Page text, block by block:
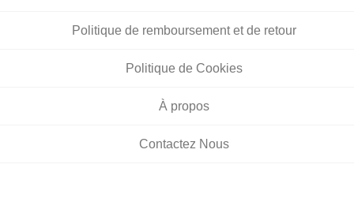
Politique de remboursement et de retour
Politique de Cookies
À propos
Contactez Nous